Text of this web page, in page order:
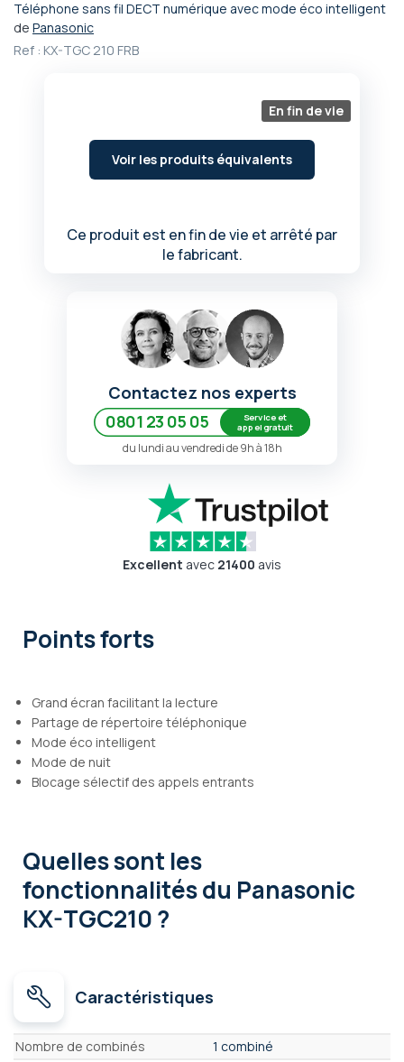
Téléphone sans fil DECT numérique avec mode éco intelligent
de Panasonic
Ref : KX-TGC 210 FRB
En fin de vie
Voir les produits équivalents
Ce produit est en fin de vie et arrêté par
le fabricant.
Passer
au
début
Contactez nos experts
0801 23 05 05
Service et
appel gratuit
du lundi au vendredi de 9h à 18h
Excellent avec 21400 avis
Points forts
Grand écran facilitant la lecture
Partage de répertoire téléphonique
Mode éco intelligent
Mode de nuit
Blocage sélectif des appels entrants
Quelles sont les
fonctionnalitésdu Panasonic
KX-TGC210 ?
Caractéristiques
Caractéristiques
Nombre de combinés
1 combiné